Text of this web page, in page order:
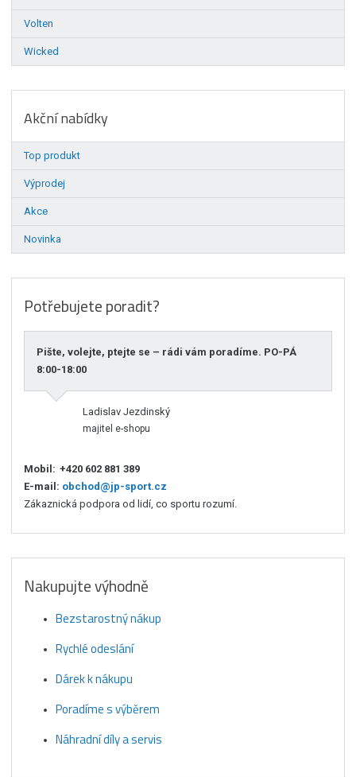
Volten
Wicked
Akční nabídky
Top produkt
Výprodej
Akce
Novinka
Potřebujete poradit?
Pište, volejte, ptejte se – rádi vám poradíme. PO-PÁ
8:00-18:00
Ladislav Jezdinský
majitel e-shopu
Mobil: +420 602 881 389
E-mail: obchod@jp-sport.cz
Zákaznická podpora od lidí, co sportu rozumí.
Nakupujte výhodně
Bezstarostný nákup
Rychlé odeslání
Dárek k nákupu
Poradíme s výběrem
Náhradní díly a servis